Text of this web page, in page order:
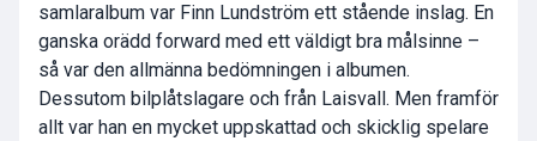
samlaralbum var Finn Lundström ett stående inslag. En
ganska orädd forward med ett väldigt bra målsinne –
så var den allmänna bedömningen i albumen.
Dessutom bilplåtslagare och från Laisvall. Men framför
allt var han en mycket uppskattad och skicklig spelare